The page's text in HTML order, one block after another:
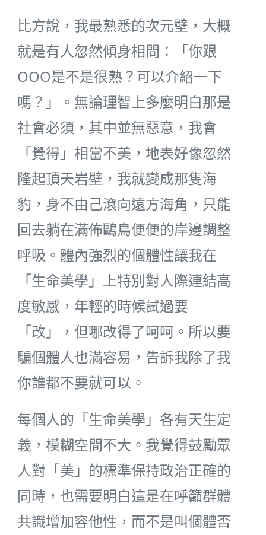
比方說，我最熟悉的次元壁，大概
就是有人忽然傾身相問：「你跟
OOO是不是很熟？可以介紹一下
嗎？」。無論理智上多麼明白那是
社會必須，其中並無惡意，我會
「覺得」相當不美，地表好像忽然
隆起頂天岩壁，我就變成那隻海
豹，身不由己滾向遠方海角，只能
回去躺在滿佈鷗鳥便便的岸邊調整
呼吸。體內強烈的個體性讓我在
「生命美學」上特別對人際連結高
度敏感，年輕的時候試過要
「改」，但哪改得了呵呵。所以要
騙個體人也滿容易，告訴我除了我
你誰都不要就可以。
每個人的「生命美學」各有天生定
義，模糊空間不大。我覺得鼓勵眾
人對「美」的標準保持政治正確的
同時，也需要明白這是在呼籲群體
共識增加容他性，而不是叫個體否